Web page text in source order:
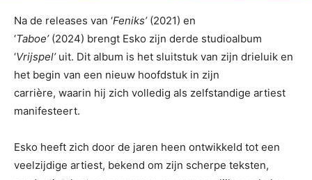
Na de releases van ‘Feniks’(2021) en
‘Taboe’(2024) brengt Esko zijn derde studioalbum
‘Vrijspel’uit. Dit album is het sluitstuk van zijn drieluik en
het begin van een nieuw hoofdstuk in zijn
carrière, waarin hij zich volledig als zelfstandige artiest
manifesteert.
Esko heeft zich door de jaren heen ontwikkeld tot een
veelzijdige artiest, bekend om zijn scherpe teksten,